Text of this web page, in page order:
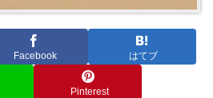
Facebook はてブ
Pinterest